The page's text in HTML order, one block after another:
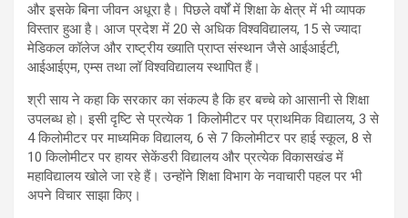
और इसके बिना जीवन अधूरा है। पिछले वर्षों में शिक्षा के क्षेत्र में भी व्यापक
विस्तार हुआ है। आज प्रदेश में 20 से अधिक विश्वविद्यालय, 15 से ज्यादा
मेडिकल कॉलेज और राष्ट्रीय ख्याति प्राप्त संस्थान जैसे आईआईटी,
आईआईएम, एम्स तथा लॉ विश्वविद्यालय स्थापित हैं।
श्री साय ने कहा कि सरकार का संकल्प है कि हर बच्चे को आसानी से शिक्षा
उपलब्ध हो। इसी दृष्टि से प्रत्येक 1 किलोमीटर पर प्राथमिक विद्यालय, 3 से
4 किलोमीटर पर माध्यमिक विद्यालय, 6 से 7 किलोमीटर पर हाई स्कूल, 8 से
10 किलोमीटर पर हायर सेकेंडरी विद्यालय और प्रत्येक विकासखंड में
महाविद्यालय खोले जा रहे हैं। उन्होंने शिक्षा विभाग के नवाचारी पहल पर भी
अपने विचार साझा किए।